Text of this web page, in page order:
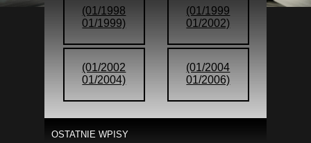
(01/1998
01/1999)
(01/1999
01/2002)
(01/2002
01/2004)
(01/2004
01/2006)
OSTATNIE WPISY